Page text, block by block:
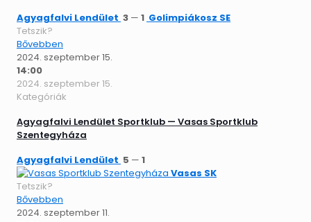
Agyagfalvi Lendület 3 — 1 Golimpiákosz SE
Tetszik?
Bővebben
2024. szeptember 15.
14:00
2024. szeptember 15.
Kategóriák
Agyagfalvi Lendület Sportklub — Vasas Sportklub
Szentegyháza
Agyagfalvi Lendület 5 — 1
Vasas SK
Tetszik?
Bővebben
2024. szeptember 11.